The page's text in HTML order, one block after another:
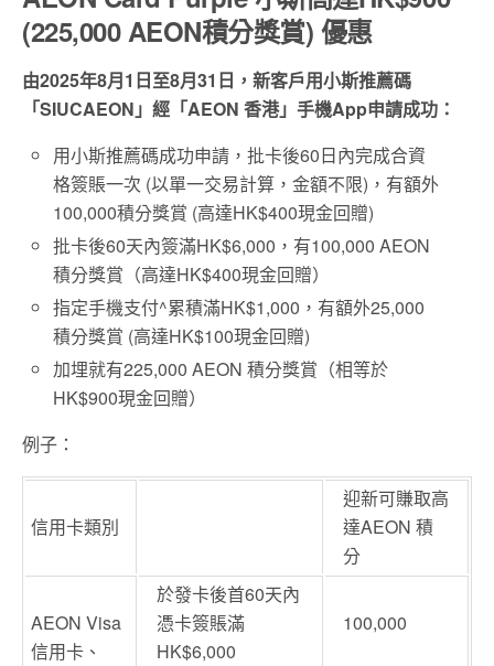
(225,000 AEON積分獎賞) 優惠
由2025年8月1 日至8月31 日，新客戶用小斯推薦碼
「SIUCAEON 」經「AEON 香港」手機App申請成功：
用小斯推薦碼成功申請，批卡後60日內完成合資
格簽賬一次 (以單一交易計算，金額不限)，有額外
100,000積分獎賞 (高達HK$400現金回贈)
批卡後60天內簽滿HK$6,000，有100,000 AEON
積分獎賞（高達HK$400現金回贈）
指定手機支付^累積滿HK$1,000，有額外25,000
積分獎賞 (高達HK$100現金回贈)
加埋就有225,000 AEON 積分獎賞（相等於
HK$900現金回贈）
例子：
信用卡類別
迎新可賺取高
達AEON 積
分
AEON Visa
信用卡、
於發卡後首60天內
憑卡簽賬滿
HK$6,000
100,000